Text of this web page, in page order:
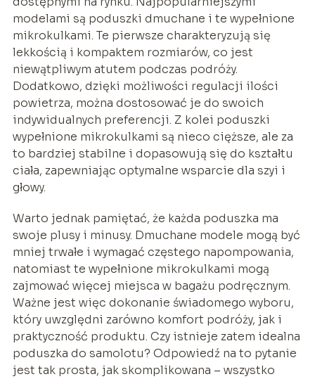
modelami są poduszki dmuchane i te wypełnione
mikrokulkami. Te pierwsze charakteryzują się
lekkością i kompaktem rozmiarów, co jest
niewątpliwym atutem podczas podróży.
Dodatkowo, dzięki możliwości regulacji ilości
powietrza, można dostosować je do swoich
indywidualnych preferencji. Z kolei poduszki
wypełnione mikrokulkami są nieco cięższe, ale za
to bardziej stabilne i dopasowują się do kształtu
ciała, zapewniając optymalne wsparcie dla szyi i
głowy.
Warto jednak pamiętać, że każda poduszka ma
swoje plusy i minusy. Dmuchane modele mogą być
mniej trwałe i wymagać częstego napompowania,
natomiast te wypełnione mikrokulkami mogą
zajmować więcej miejsca w bagażu podręcznym.
Ważne jest więc dokonanie świadomego wyboru,
który uwzględni zarówno komfort podróży, jak i
praktyczność produktu. Czy istnieje zatem idealna
poduszka do samolotu? Odpowiedź na to pytanie
jest tak prosta, jak skomplikowana – wszystko